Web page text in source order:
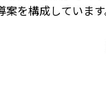
を構成しています